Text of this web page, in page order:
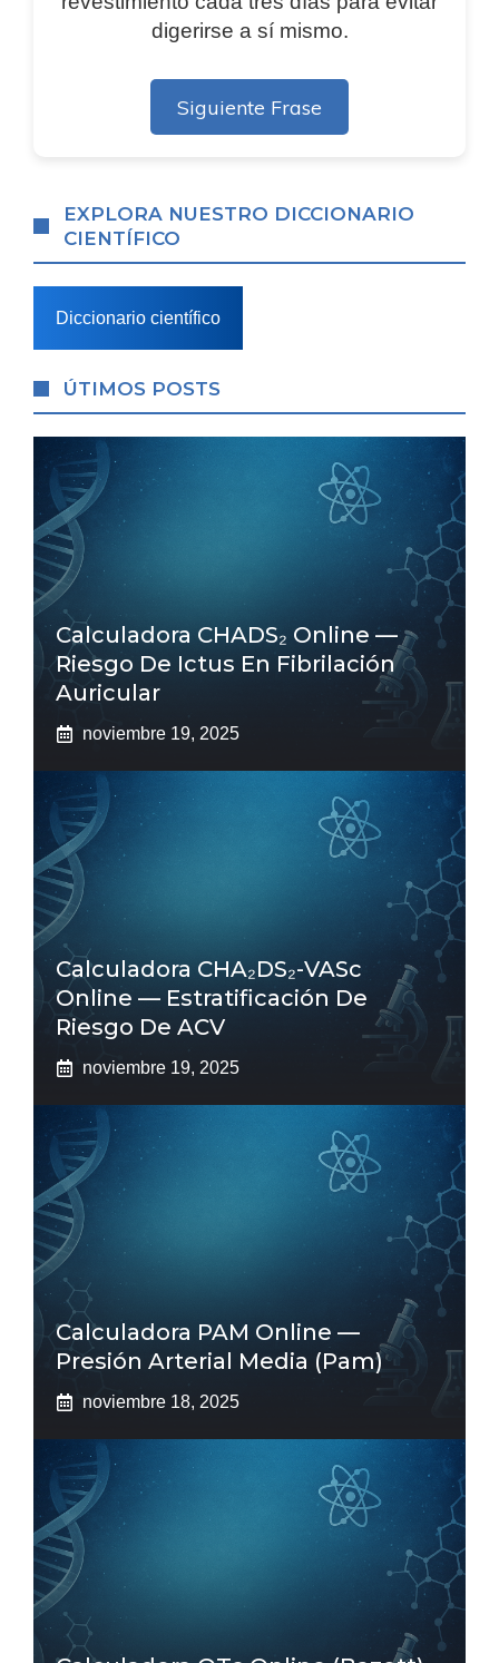
digerirse a sí mismo.
Siguiente Frase
EXPLORA NUESTRO DICCIONARIO
CIENTÍFICO
Diccionario científico
ÚTIMOS POSTS
Calculadora CHADS₂ Online —
Riesgo De Ictus En Fibrilación
Auricular
noviembre 19, 2025
Calculadora CHA₂DS₂-VASc
Online — Estratificación De
Riesgo De ACV
noviembre 19, 2025
Calculadora PAM Online —
Presión Arterial Media (pam)
noviembre 18, 2025